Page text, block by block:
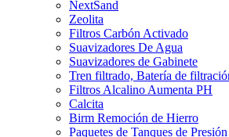
NextSand
Zeolita
Filtros Carbón Activado
Suavizadores De Agua
Suavizadores de Gabinete
Tren filtrado, Batería de
Filtros Alcalino Aumenta PH
Calcita
Birm Remoción de Hierro
Paquetes de Tanques de